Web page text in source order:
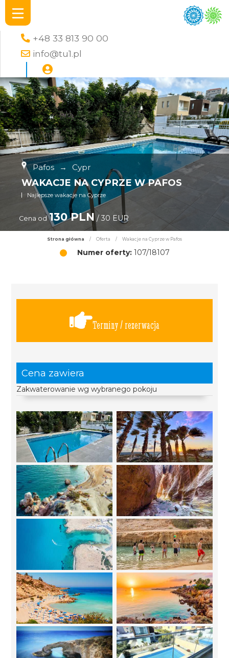
+48 33 813 90 00
info@tu1.pl
Pafos → Cypr
WAKACJE NA CYPRZE W PAFOS
Najlepsze wakacje na Cyprze
Cena od 130 PLN/ 30 EUR
Strona główna / Oferta / Wakacje na Cyprze w Pafos
Numer oferty:107/18107
Terminy / rezerwacja
Cena zawiera
Zakwaterowanie wg wybranego pokoju